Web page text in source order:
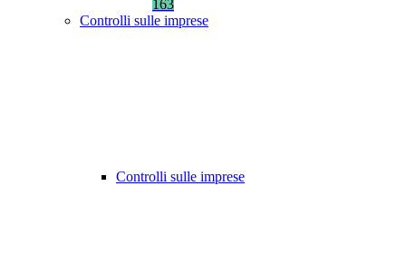
163
Controlli sulle imprese
Controlli sulle imprese